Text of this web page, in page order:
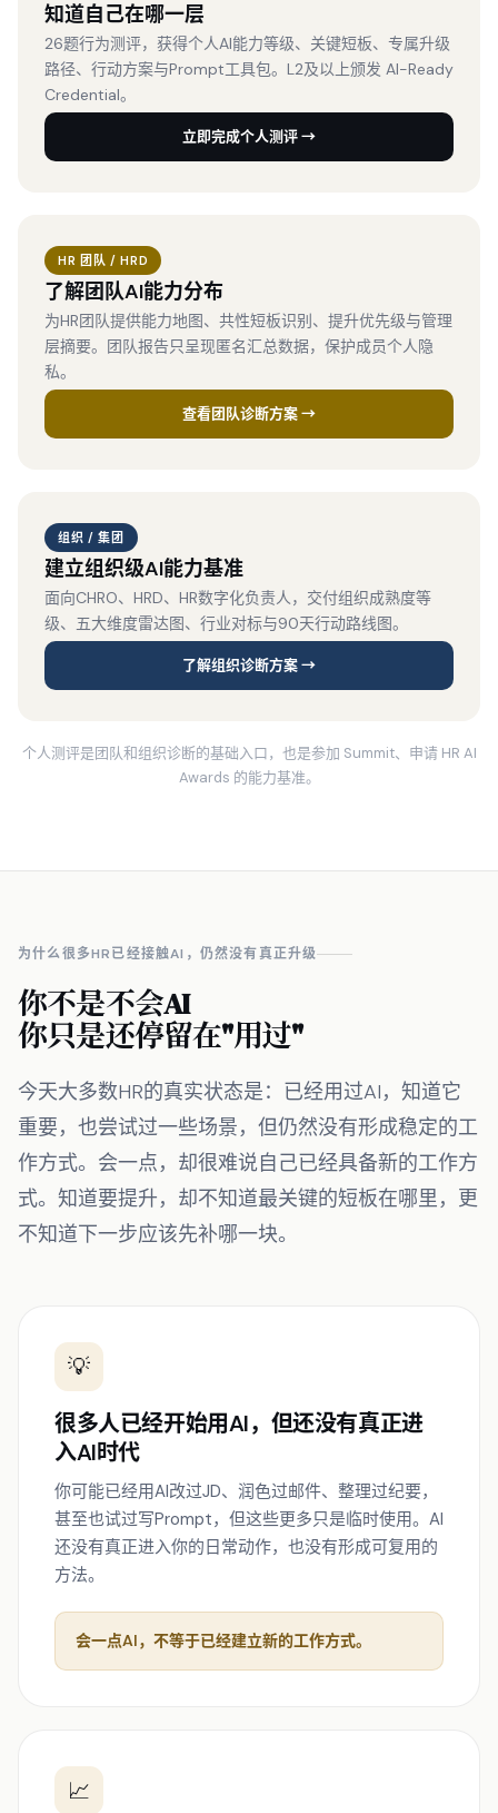
知道自己在哪一层
26题行为测评，获得个人AI能力等级、关键短板、专属升级
路径、行动方案与Prompt工具包。L2及以上颁发 AI-Ready
Credential。
立即完成个人测评 →
HR 团队 / HRD
了解团队AI能力分布
为HR团队提供能力地图、共性短板识别、提升优先级与管理
层摘要。团队报告只呈现匿名汇总数据，保护成员个人隐
私。
查看团队诊断方案 →
组织 / 集团
建立组织级AI能力基准
面向CHRO、HRD、HR数字化负责人，交付组织成熟度等
级、五大维度雷达图、行业对标与90天行动路线图。
了解组织诊断方案 →
个人测评是团队和组织诊断的基础入口，也是参加 Summit、申请 HR AI
Awards 的能力基准。
为什么很多HR已经接触AI，仍然没有真正升级
你不是不会AI
你只是还停留在"用过"
今天大多数HR的真实状态是：已经用过AI，知道它
重要，也尝试过一些场景，但仍然没有形成稳定的工
作方式。会一点，却很难说自己已经具备新的工作方
式。知道要提升，却不知道最关键的短板在哪里，更
不知道下一步应该先补哪一块。
💡
很多人已经开始用AI，但还没有真正进
入AI时代
你可能已经用AI改过JD、润色过邮件、整理过纪要，
甚至也试过写Prompt，但这些更多只是临时使用。AI
还没有真正进入你的日常动作，也没有形成可复用的
方法。
会一点AI，不等于已经建立新的工作方式。
📈